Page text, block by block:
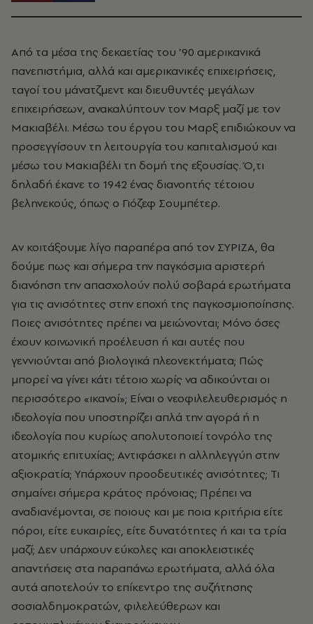
Από τα μέσα της δεκαετίας του ’90 αμερικανικά
πανεπιστήμια, αλλά και αμερικανικές επιχειρήσεις,
ταγοί του μάνατζμεντ και διευθυντές μεγάλων
επιχειρήσεων, ανακαλύπτουν τον Μαρξ μαζί με τον
Μακιαβέλι. Μέσω του έργου του Μαρξ επιδιώκουν να
προσεγγίσουν τη λειτουργία του καπιταλισμού και
μέσω του Μακιαβέλι τη δομή της εξουσίας. Ό,τι
δηλαδή έκανε το 1942 ένας διανοητής τέτοιου
βεληνεκούς, όπως ο Γιόζεφ Σουμπέτερ.
Αν κοιτάξουμε λίγο παραπέρα από τον ΣΥΡΙΖΑ, θα
δούμε πως και σήμερα την παγκόσμια αριστερή
διανόηση την απασχολούν πολύ σοβαρά ερωτήματα
για τις ανισότητες στην εποχή της παγκοσμιοποίησης.
Ποιες ανισότητες πρέπει να μειώνονται; Μόνο όσες
έχουν κοινωνική προέλευση ή και αυτές που
γεννιούνται από βιολογικά πλεονεκτήματα; Πώς
μπορεί να γίνει κάτι τέτοιο χωρίς να αδικούνται οι
περισσότερο «ικανοί»; Είναι ο νεοφιλελευθερισμός η
ιδεολογία που υποστηρίζει απλά την αγορά ή η
ιδεολογία που κυρίως απολυτοποιεί τονρόλο της
ατομικής επιτυχίας; Αντιφάσκει η αλληλεγγύη στην
αξιοκρατία; Υπάρχουν προοδευτικές ανισότητες; Τι
σημαίνει σήμερα κράτος πρόνοιας; Πρέπει να
αναδιανέμονται, σε ποιους και με ποια κριτήρια είτε
πόροι, είτε ευκαιρίες, είτε δυνατότητες ή και τα τρία
μαζί; Δεν υπάρχουν εύκολες και αποκλειστικές
απαντήσεις στα παραπάνω ερωτήματα, αλλά όλα
αυτά αποτελούν το επίκεντρο της συζήτησης
σοσιαλδημοκρατών, φιλελεύθερων και